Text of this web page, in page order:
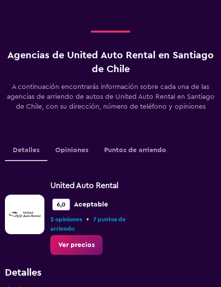
Agencias de United Auto Rental en Santiago
de Chile
A continuación encontrarás información sobre cada una de las
agencias de arriendo de autos de United Auto Rental en Santiago
de Chile, con su dirección, número de teléfono y opiniones
Detalles Opiniones Puntos de arriendo
United Auto Rental
6,0 Aceptable
2 opiniones •
7 puntos de
arriendo
Ver precios
Detalles